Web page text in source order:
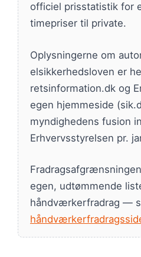
officiel prisstatistik for
timepriser til private.
Oplysningerne om
elsikkerhedsloven er
retsinformation.dk og
egen hjemmeside
myndighedens fusion
Erhvervsstyrelsen pr.
egen, udtømmende
håndværkerfradrag —